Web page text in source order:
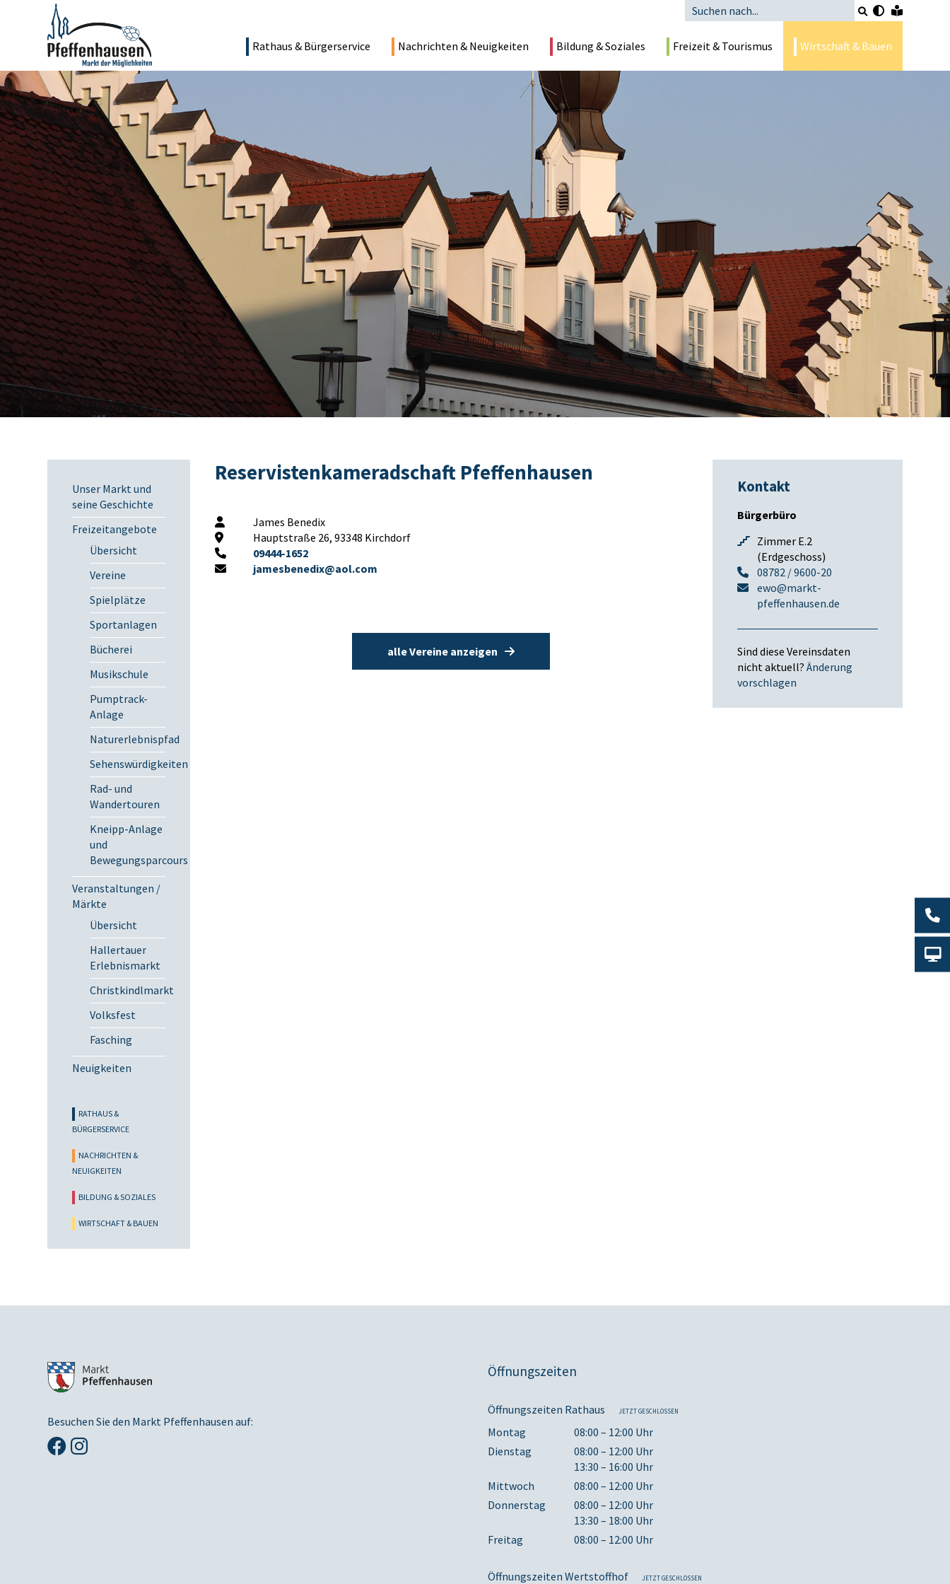
Rathaus & Bürgerservice Nachrichten & Neuigkeiten Bildung & Soziales Freizeit & Tourismus Wirtschaft & Bauen
Unser Markt und
seine Geschichte
Freizeitangebote
Übersicht
Vereine
Spielplätze
Sportanlagen
Bücherei
Musikschule
Pumptrack-
Anlage
Naturerlebnispfad
Sehenswürdigkeiten
Rad- und
Wandertouren
Kneipp-Anlage
und
Bewegungsparcours
Veranstaltungen /
Märkte
Übersicht
Hallertauer
Erlebnismarkt
Christkindlmarkt
Volksfest
Fasching
Neuigkeiten
RATHAUS &
BÜRGERSERVICE
NACHRICHTEN &
NEUIGKEITEN
BILDUNG & SOZIALES
WIRTSCHAFT & BAUEN
Reservistenkameradschaft Pfeffenhausen
James Benedix
Hauptstraße 26, 93348 Kirchdorf
09444-1652
jamesbenedix@aol.com
alle Vereine anzeigen
Kontakt
Bürgerbüro
Zimmer E.2
(Erdgeschoss)
08782 / 9600-20
ewo@markt-
pfeffenhausen.de
Sind diese Vereinsdaten
nicht aktuell? Änderung
vorschlagen
Besuchen Sie den Markt Pfeffenhausen auf:
Öffnungszeiten
Öffnungszeiten Rathaus JETZT GESCHLOSSEN
Montag
08:00 – 12:00 Uhr
Dienstag
08:00 – 12:00 Uhr
13:30 – 16:00 Uhr
Mittwoch
08:00 – 12:00 Uhr
Donnerstag
08:00 – 12:00 Uhr
13:30 – 18:00 Uhr
Freitag
08:00 – 12:00 Uhr
Öffnungszeiten Wertstoffhof JETZT GESCHLOSSEN